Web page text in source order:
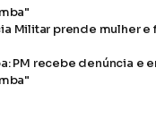
Militar prende mulher e